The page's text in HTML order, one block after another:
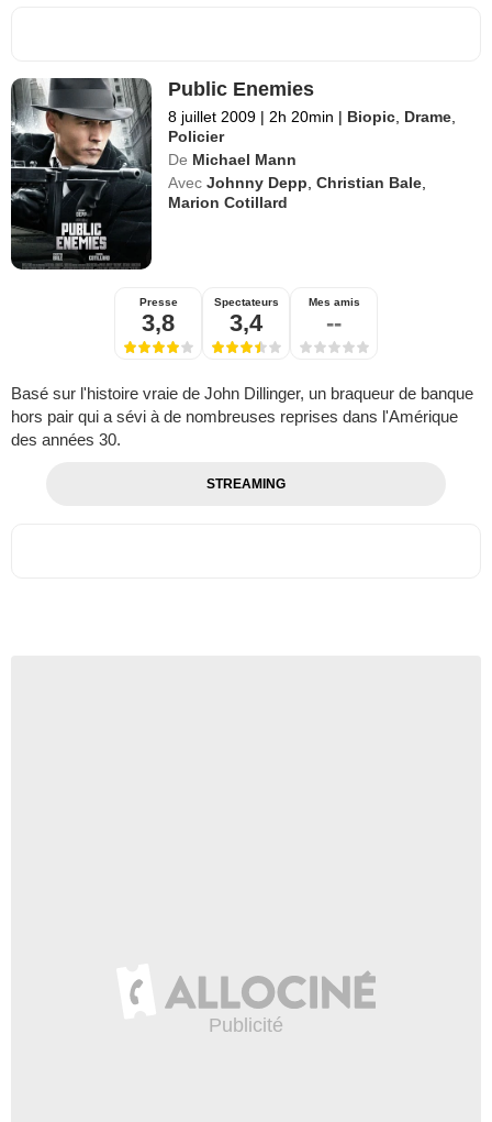
Public Enemies
8 juillet 2009 | 2h 20min | Biopic, Drame,
Policier
De Michael Mann
Avec Johnny Depp,Christian Bale,
Marion Cotillard
Presse
3,8
Spectateurs
3,4
Mes amis
--
Basé sur l'histoire vraie de John Dillinger, un braqueur de banque
hors pair qui a sévi à de nombreuses reprises dans l'Amérique
des années 30.
STREAMING